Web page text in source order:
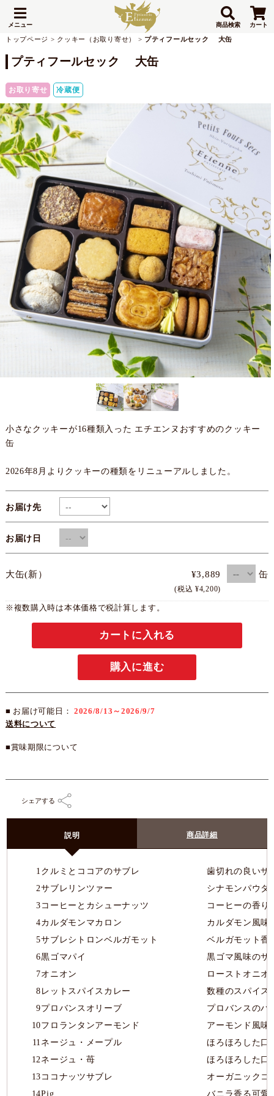
メニュー 商品検索 カート
トップページ > クッキー（お取り寄せ） > プティフールセック 大缶
プティフールセック 大缶
お取り寄せ 冷蔵便
小さなクッキーが16種類入った エチエンヌおすすめのクッキー
缶
2026年8月よりクッキーの種類をリニューアルしました。
お届け先
お届け日
大缶(新） ¥3,889
(税込 ¥4,200)
缶
※複数購入時は本体価格で税計算します。
カートに入れる
購入に進む
■ お届け可能日： 2026/8/13～2026/9/7
送料について
■賞味期限について
シェアする
説明 商品詳細
1 クルミとココアのサブレ
歯切れの良いザ
2サブレリンツァー
シナモンパウダ
3 コーヒーとカシューナッツ
コーヒーの香り
4カルダモンマカロン
カルダモン風味
5サブレシトロンベルガモット
ベルガモット香
6黒ゴマパイ
黒ゴマ風味のサ
7オニオン
ローストオニオ
8 レットスパイスカレー
数種のスパイス
9プロバンスオリーブ
プロバンスのハ
10フロランタンアーモンド
アーモンド風味
11 ネージュ・メープル
ほろほろした口
12ネージュ・苺
ほろほろした口
13 ココナッツサブレ
オーガニックコ
14Pig バニラ香る可愛